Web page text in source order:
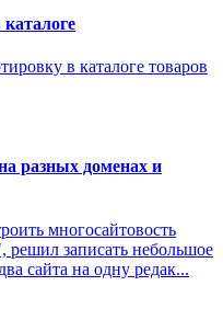
в каталоге товаров
разных доменах и
многосайтовость
решил записать небольшое
сайта на одну редак...